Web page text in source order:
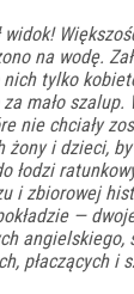
widok!
na wodę.
nich tylko
mało szalup.
nie chciały
żony i dzieci,
łodzi
i zbiorowej
—
angielskiego,
płaczących i